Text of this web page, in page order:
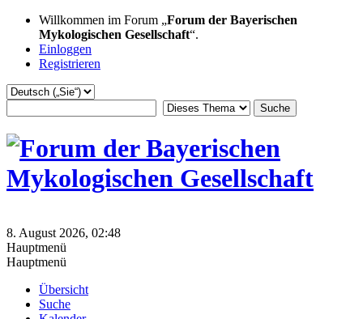
Willkommen im Forum „Forum der Bayerischen
Mykologischen Gesellschaft“.
Einloggen
Registrieren
8. August 2026, 02:48
Hauptmenü
Hauptmenü
Übersicht
Suche